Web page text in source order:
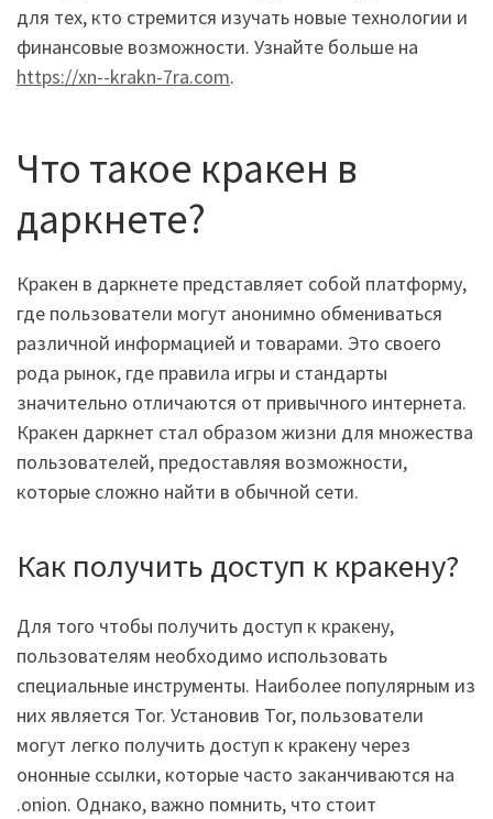
для тех, кто стремится изучать новые технологии и
финансовые возможности. Узнайте больше на
https://xn--krakn-7ra.com.
Что такое кракен в
даркнете?
Кракен в даркнете представляет собой платформу,
где пользователи могут анонимно обмениваться
различной информацией и товарами. Это своего
рода рынок, где правила игры и стандарты
значительно отличаются от привычного интернета.
Кракен даркнет стал образом жизни для множества
пользователей, предоставляя возможности,
которые сложно найти в обычной сети.
Как получить доступ к кракену?
Для того чтобы получить доступ к кракену,
пользователям необходимо использовать
специальные инструменты. Наиболее популярным из
них является Tor. Установив Tor, пользователи
могут легко получить доступ к кракену через
ононные ссылки, которые часто заканчиваются на
.onion. Однако, важно помнить, что стоит